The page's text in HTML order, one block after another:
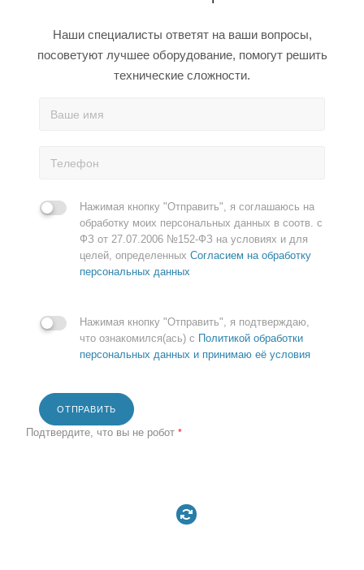
Наши специалисты ответят на ваши вопросы,
посоветуют лучшее оборудование, помогут решить
технические сложности.
Нажимая кнопку "Отправить", я соглашаюсь на
обработку моих персональных данных в соотв. с
ФЗ от 27.07.2006 №152-ФЗ на условиях и для
целей, определенных Согласием на обработку
персональных данных
Нажимая кнопку "Отправить", я подтверждаю,
что ознакомился(ась) с Политикой обработки
персональных данных и принимаю её условия
ОТПРАВИТЬ
Подтвердите, что вы не робот *